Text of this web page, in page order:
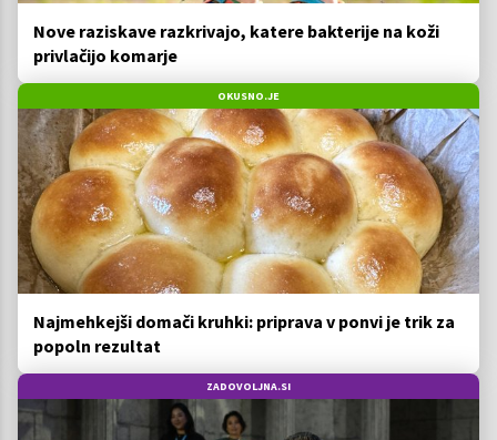
Nove raziskave razkrivajo, katere bakterije na koži
privlačijo komarje
OKUSNO.JE
Najmehkejši domači kruhki: priprava v ponvi je trik za
popoln rezultat
ZADOVOLJNA.SI